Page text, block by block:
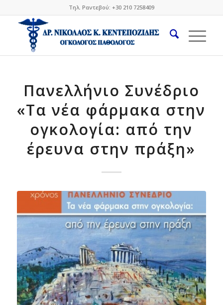
Τηλ. Ραντεβού: +30 210 7258409
Πανελλήνιο Συνέδριο
«Τα νέα φάρμακα στην
ογκολογία: από την
έρευνα στην πράξη»